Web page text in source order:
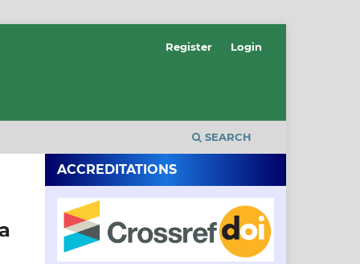
SEARCH
Register Login
ACCREDITATIONS